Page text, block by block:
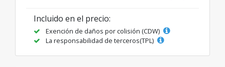
Incluido en el precio:
Exención de daños por colisión (CDW)
La responsabilidad de terceros(TPL)